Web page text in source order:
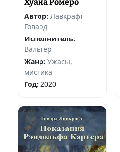
Хуана Ромеро
Автор: Лавкрафт
Говард
Исполнитель:
Вальтер
Жанр: Ужасы,
мистика
Год: 2020